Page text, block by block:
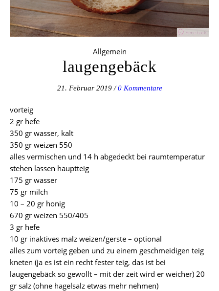
Allgemein
laugengebäck
21. Februar 2019 / 0 Kommentare
vorteig
2 gr hefe
350 gr wasser, kalt
350 gr weizen 550
alles vermischen und 14 h abgedeckt bei raumtemperatur
stehen lassen hauptteig
175 gr wasser
75 gr milch
10 – 20 gr honig
670 gr weizen 550/405
3 gr hefe
10 gr inaktives malz weizen/gerste – optional
alles zum vorteig geben und zu einem geschmeidigen teig
kneten (ja es ist ein recht fester teig, das ist bei
laugengebäck so gewollt – mit der zeit wird er weicher) 20
gr salz (ohne hagelsalz etwas mehr nehmen)